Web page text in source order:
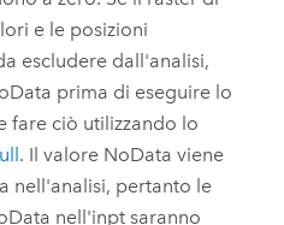
e le posizioni
escludere dall'analisi,
prima di eseguire lo
fare ciò utilizzando lo
. Il valore NoData viene
nell'analisi, pertanto le
nell'inpt saranno